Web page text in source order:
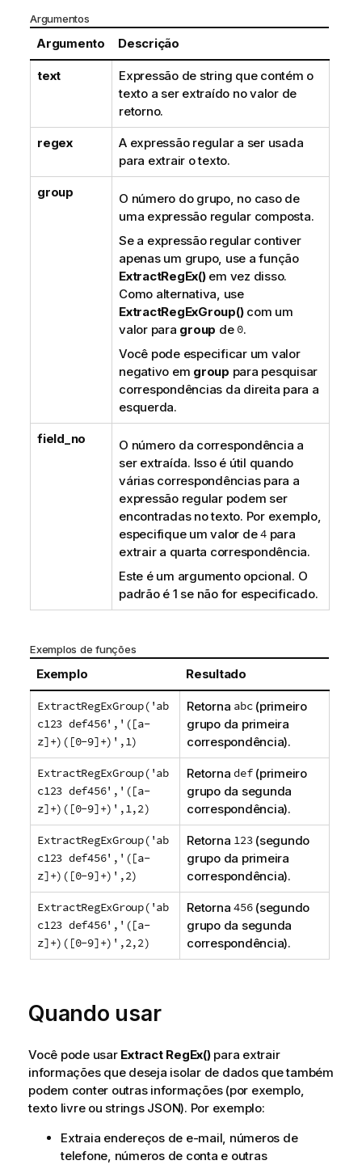
Argumentos
Argumento Descrição
text
Expressão de string que contém o
texto a ser extraído no valor de
retorno.
regex
A expressão regular a ser usada
para extrair o texto.
group
O número do grupo, no caso de
uma expressão regular composta.
Se a expressão regular contiver
apenas um grupo, use a função
ExtractRegEx()em vez disso.
Como alternativa, use
ExtractRegExGroup()com um
valor para group de 0.
Você pode especificar um valor
negativo em group para pesquisar
correspondências da direita para a
esquerda.
field_no
O número da correspondência a
ser extraída. Isso é útil quando
várias correspondências para a
expressão regular podem ser
encontradas no texto. Por exemplo,
especifique um valor de4para
extrair a quarta correspondência.
Este é um argumento opcional. O
padrão é 1 se não for especificado.
Exemplos de funções
Exemplo Resultado
ExtractRegExGroup('ab
c123 def456','([a-
z]+)([0-9]+)',1)
Retorna abc(primeiro
grupo da primeira
correspondência).
ExtractRegExGroup('ab
c123 def456','([a-
z]+)([0-9]+)',1,2)
Retorna def(primeiro
grupo da segunda
correspondência).
ExtractRegExGroup('ab
c123 def456','([a-
z]+)([0-9]+)',2)
Retorna 123(segundo
grupo da primeira
correspondência).
ExtractRegExGroup('ab
c123 def456','([a-
z]+)([0-9]+)',2,2)
Retorna 456(segundo
grupo da segunda
correspondência).
Quando usar
Você pode usar Extract RegEx()para extrair
informações que deseja isolar de dados que também
podem conter outras informações (por exemplo,
texto livre ou strings JSON). Por exemplo:
Extraia endereços de e-mail, números de
telefone, números de conta e outras